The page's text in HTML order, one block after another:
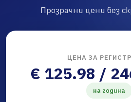
Прозрачни цени без
ЦЕНА ЗА
€ 125.98 /
на година